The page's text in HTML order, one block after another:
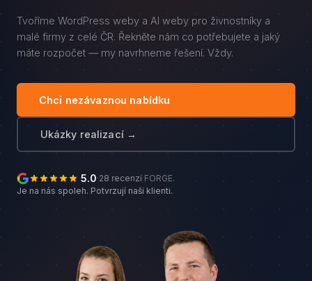
Tvoříme WordPress weby a AI weby pro živnostníky a
malé firmy z celé ČR. Řekněte nám co potřebujete a jaký
máte rozpočet — my navrhneme řešení. Vždy.
Chci nezávaznou nabídku
Ukázky realizací →
5.0·28 recenzí·FORGE.
Je na nás spoleh. Potvrzují naši klienti.